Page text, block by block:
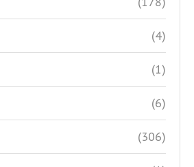
(4)
(1)
(6)
(306)